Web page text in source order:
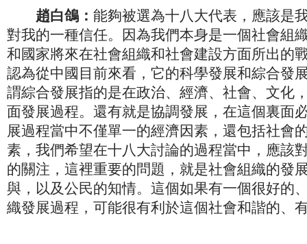
趙白鴿： 能夠被選為十八大代表，應該是
對我的一種信任。因為我們本身是一個社會組
和國家將來在社會組織和社會建設方面所出的
認為從中國目前來看，它的科學發展和綜合發
謂綜合發展指的是在政治、經濟、社會、文化
面發展過程。還有就是協調發展，在這個裏面
展過程當中不僅單一的經濟因素，還包括社會
素，我們希望在十八大討論的過程當中，應該
的關注，這裡重要的問題，就是社會組織的發
與，以及公民的知情。這個如果有一個很好的
織發展過程，可能很有利於這個社會和諧的、